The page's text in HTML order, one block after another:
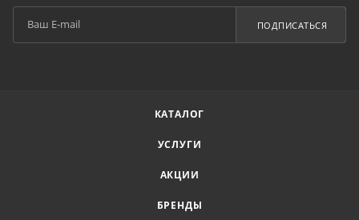
ПОДПИСАТЬСЯ
КАТАЛОГ
УСЛУГИ
АКЦИИ
БРЕНДЫ